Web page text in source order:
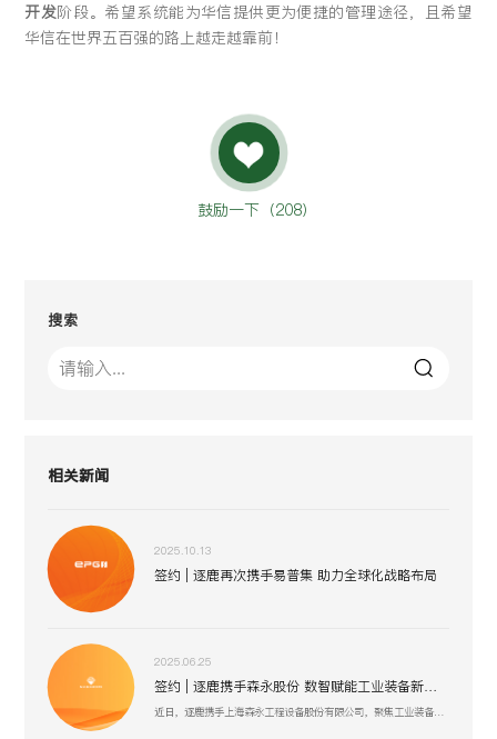
开发阶段。希望系统能为华信提供更为便捷的管理途径，且希望
华信在世界五百强的路上越走越靠前！
鼓励一下（208）
搜索
相关新闻
2025.10.13
签约 | 逐鹿再次携手易普集 助力全球化战略布局
2025.06.25
签约 | 逐鹿携手森永股份 数智赋能工业装备新生态
近日，逐鹿携手上海森永工程设备股份有限公司，聚焦工业装备数智化升级，以创新技术驱动压力容器、核电设备等业务流程优化，助力上海森永在高端装备制造、跨行业服务中突破创新，开启工业装备数智化发展新征程 。